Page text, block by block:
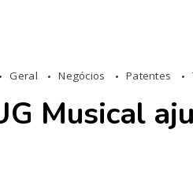
Geral Negócios Patentes
Musical